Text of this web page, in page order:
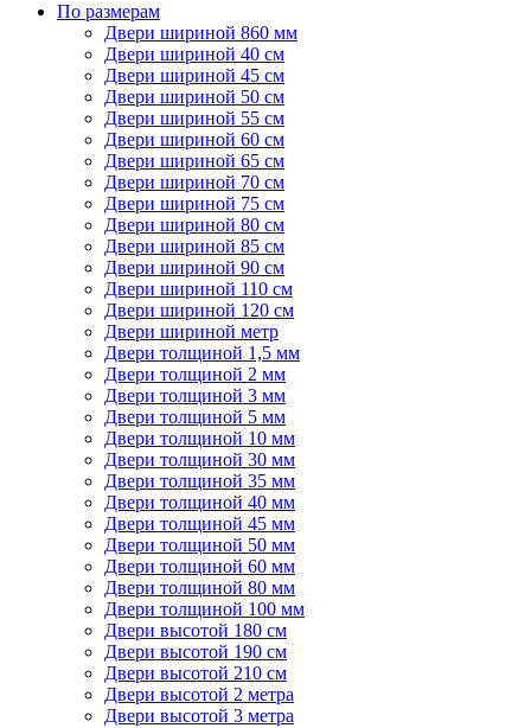
По размерам
Двери шириной 860 мм
Двери шириной 40 см
Двери шириной 45 см
Двери шириной 50 см
Двери шириной 55 см
Двери шириной 60 см
Двери шириной 65 см
Двери шириной 70 см
Двери шириной 75 см
Двери шириной 80 см
Двери шириной 85 см
Двери шириной 90 см
Двери шириной 110 см
Двери шириной 120 см
Двери шириной метр
Двери толщиной 1,5 мм
Двери толщиной 2 мм
Двери толщиной 3 мм
Двери толщиной 5 мм
Двери толщиной 10 мм
Двери толщиной 30 мм
Двери толщиной 35 мм
Двери толщиной 40 мм
Двери толщиной 45 мм
Двери толщиной 50 мм
Двери толщиной 60 мм
Двери толщиной 80 мм
Двери толщиной 100 мм
Двери высотой 180 см
Двери высотой 190 см
Двери высотой 210 см
Двери высотой 2 метра
Двери высотой 3 метра